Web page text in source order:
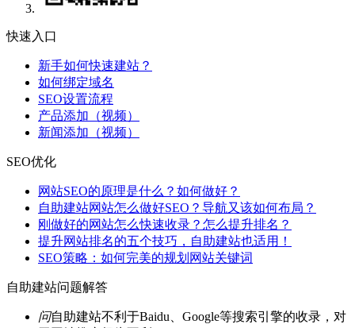
快速入口
新手如何快速建站？
如何绑定域名
SEO设置流程
产品添加（视频）
新闻添加（视频）
SEO优化
网站SEO的原理是什么？如何做好？
自助建站网站怎么做好SEO？导航又该如何布局？
刚做好的网站怎么快速收录？怎么提升排名？
提升网站排名的五个技巧，自助建站也适用！
SEO策略：如何完美的规划网站关键词
自助建站问题解答
问自助建站不利于Baidu、Google等搜索引擎的收录，对